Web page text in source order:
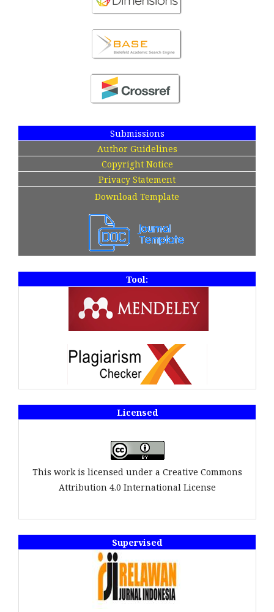
Submissions
Author Guidelines
Copyright Notice
Privacy Statement
Download Template
Tool:
Licensed
This work is licensed under a Creative Commons
Attribution 4.0 International License
Supervised